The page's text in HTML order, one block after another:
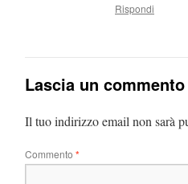
Rispondi
Lascia un commento
Il tuo indirizzo email non sarà
Commento *